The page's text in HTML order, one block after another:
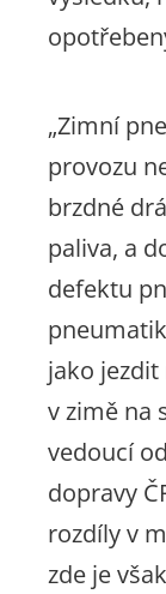
„Zimní
provozu
brzdné
paliva, a
defektu
jako
v zimě na
vedoucí
dopravy
rozdíly v
zde je